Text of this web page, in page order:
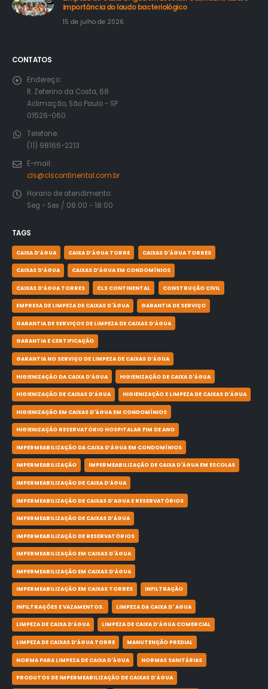
importância do laudo bacteriológico
15 de julho de 2026
CONTATOS
Endereço:
R. Zeferino da Costa, 68
Aclimação, São Paulo - SP
01526-060
Telefone:
(11) 98166-2213
E-mail:
cls@clscontinental.com.br
Horario de atendimento:
Seg - Sex / 08:00 - 18:00
TAGS
CAIXA D’ÁGUA CAIXA D’ÁGUA TORRE CAIXAS D'ÁGUA TORRES
CAIXAS D’ÁGUA CAIXAS D’ÁGUA EM CONDOMÍNIOS
CAIXAS D’ÁGUA TORRES CLS CONTINENTAL CONSTRUÇÃO CIVIL
EMPRESA DE LIMPEZA DE CAIXAS D'ÁGUA GARANTIA DE SERVIÇO
GARANTIA DE SERVIÇOS DE LIMPEZA DE CAIXAS D’ÁGUA
GARANTIA E CERTIFICAÇÃO
GARANTIA NO SERVIÇO DE LIMPEZA DE CAIXAS D’ÁGUA
HIGIENIZAÇÃO DA CAIXA D’ÁGUA HIGIENIZAÇÃO DE CAIXA D'ÁGUA
HIGIENIZAÇÃO DE CAIXAS D’ÁGUA HIGIENIZAÇÃO E LIMPEZA DE CAIXAS D’ÁGUA
HIGIENIZAÇÃO EM CAIXAS D'ÁGUA EM CONDOMÍNIOS
HIGIENIZAÇÃO RESERVATÓRIO HOSPITALAR FIM DE ANO
IMPERMEABILIZAÇÃO DA CAIXA D’ÁGUA EM CONDOMÍNIOS
IMPERMEABILIZAÇÃO IMPERMEABILIZAÇÃO DE CAIXA D'ÁGUA EM ESCOLAS
IMPERMEABILIZAÇÃO DE CAIXA D’ÁGUA
IMPERMEABILIZAÇÃO DE CAIXAS D’AGUA E RESERVATÓRIOS
IMPERMEABILIZAÇÃO DE CAIXAS D’ÁGUA
IMPERMEABILIZAÇÃO DE RESERVATÓRIOS
IMPERMEABILIZAÇÃO EM CAIXAS D'ÁGUA
IMPERMEABILIZAÇÃO EM CAIXAS D’ÁGUA
IMPERMEABILIZAÇÃO EM CAIXAS TORRES INFILTRAÇÃO
INFILTRAÇÕES E VAZAMENTOS. LIMPEZA DA CAIXA D' AGUA
LIMPEZA DE CAIXA D’ÁGUA LIMPEZA DE CAIXA D’ÁGUA COMERCIAL
LIMPEZA DE CAIXAS D’ÁGUA TORRE MANUTENÇÃO PREDIAL
NORMA PARA LIMPEZA DE CAIXA D'ÁGUA NORMAS SANITÁRIAS
PRODUTOS DE IMPERMEABILIZAÇÃO DE CAIXAS D’ÁGUA